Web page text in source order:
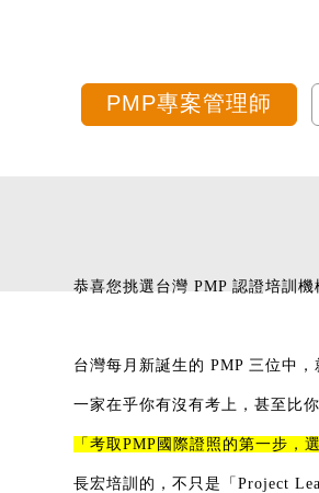
PMP專案管理師
恭喜您挑選台灣 PMP 認證培訓機
台灣每月新誕生的 PMP 三位中，
一家在乎你有沒有考上，甚至比
「考取PMP國際證照的第一步，
長宏培訓的，不只是「Project